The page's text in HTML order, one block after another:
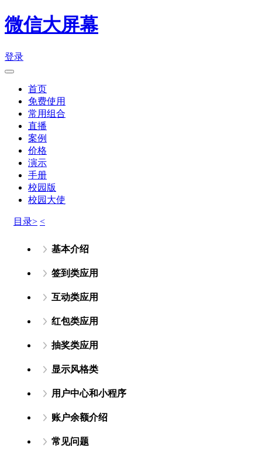
微信大屏幕
登录
首页
免费使用
常用组合
直播
案例
价格
演示
手册
校园版
校园大使
目录> <
基本介绍
签到类应用
互动类应用
红包类应用
抽奖类应用
显示风格类
用户中心和小程序
账户余额介绍
常见问题